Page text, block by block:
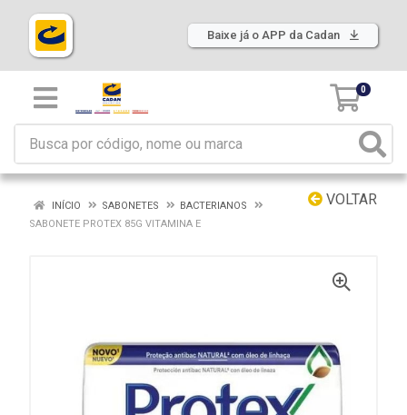
Baixe já o APP da Cadan
0
VOLTAR
INÍCIO SABONETES
BACTERIANOS
SABONETE PROTEX 85G VITAMINA E